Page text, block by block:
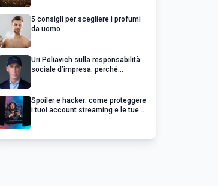
5 consigli per scegliere i profumi
da uomo
Uri Poliavich sulla responsabilità
sociale d’impresa: perché
Spoiler e hacker: come proteggere
i tuoi account streaming e le tue